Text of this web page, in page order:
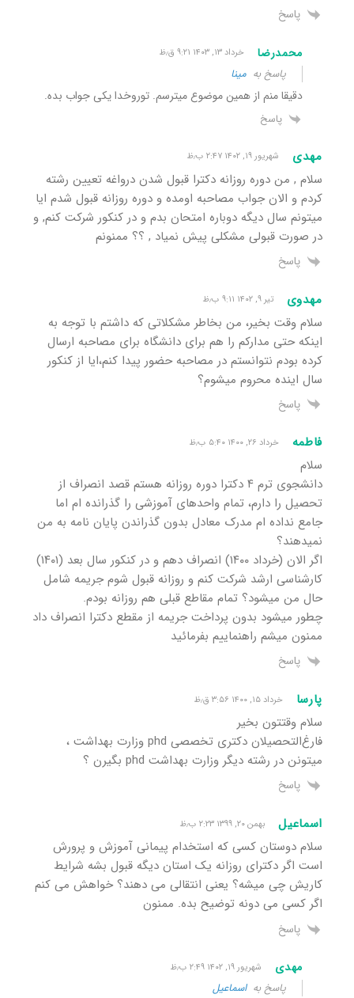
پاسخ
محمدرضا خرداد ۱۳, ۱۴۰۳ ۹:۲۱ ق٫ظ
پاسخ به مینا
دقیقا منم از همین موضوع میترسم. توروخدا یکی جواب بده.
پاسخ
مهدی شهریور ۱۹, ۱۴۰۲ ۲:۴۷ ب٫ظ
سلام , من دوره روزانه دکترا قبول شدن درواغه تعیین رشته
کردم و الان جواب مصاحبه اومده و دوره روزانه قبول شدم ایا
میتونم سال دیگه دوباره امتحان بدم و در کنکور شرکت کنم, و
در صورت قبولی مشکلی پیش نمیاد , ؟؟ ممنونم
پاسخ
مهدوی تیر ۹, ۱۴۰۲ ۹:۱۱ ب٫ظ
سلام وقت بخیر، من بخاطر مشکلاتی که داشتم با توجه به
اینکه حتی مدارکم را هم برای دانشگاه برای مصاحبه ارسال
کرده بودم نتوانستم در مصاحبه حضور پیدا کنم،ایا از کنکور
سال اینده محروم میشوم؟
پاسخ
فاطمه خرداد ۲۶, ۱۴۰۰ ۵:۴۰ ب٫ظ
سلام
دانشجوی ترم ۴ دکترا دوره روزانه هستم قصد انصراف از
تحصیل را دارم، تمام واحدهای آموزشی را گذرانده ام اما
جامع نداده ام مدرک معادل بدون گذراندن پایان نامه به من
نمیدهند؟
اگر الان (خرداد ۱۴۰۰) انصراف دهم و در کنکور سال بعد (۱۴۰۱)
کارشناسی ارشد شرکت کنم و روزانه قبول شوم جریمه شامل
حال من میشود؟ تمام مقاطع قبلی هم روزانه بودم.
چطور میشود بدون پرداخت جریمه از مقطع دکترا انصراف داد
ممنون میشم راهنماییم بفرمائید
پاسخ
پارسا خرداد ۱۵, ۱۴۰۰ ۳:۵۶ ق٫ظ
سلام وقتتون بخیر
فارغ‌التحصیلان دکتری تخصصی phd وزارت بهداشت ،
میتونن در رشته دیگر وزارت بهداشت phd بگیرن ؟
پاسخ
اسماعیل بهمن ۲۰, ۱۳۹۹ ۲:۲۳ ب٫ظ
سلام دوستان کسی که استخدام پیمانی آموزش و پرورش
است اگر دکترای روزانه یک استان دیگه قبول بشه شرایط
کاریش چی میشه؟ یعنی انتقالی می دهند؟ خواهش می کنم
اگر کسی می دونه توضیح بده. ممنون
پاسخ
مهدی شهریور ۱۹, ۱۴۰۲ ۲:۴۹ ب٫ظ
پاسخ بهاسماعیل